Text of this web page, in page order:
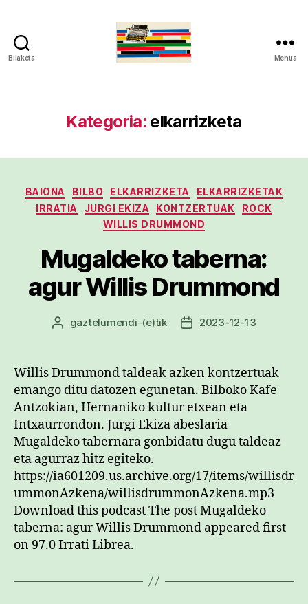
Bilaketa Menua
Kategoria: elkarrizketa
Kategoriak
BAIONA BILBO ELKARRIZKETA
ELKARRIZKETAK
IRRATIA
JURGI EKIZA KONTZERTUAK
ROCK
WILLIS DRUMMOND
Mugaldeko taberna:
agur Willis Drummond
Argitalpenaren
gaztelumendi-(e)tik
Argitalpenaren
2023-12-13
Willis Drummond taldeak azken kontzertuak
emango ditu datozen egunetan. Bilboko Kafe
Antzokian, Hernaniko kultur etxean eta
Intxaurrondon. Jurgi Ekiza abeslaria
Mugaldeko tabernara gonbidatu dugu taldeaz
eta agurraz hitz egiteko.
https://ia601209.us.archive.org/17/items/willisdr
ummonAzkena/willisdrummonAzkena.mp3
Download this podcast The post Mugaldeko
taberna: agur Willis Drummond appeared first
on 97.0 Irrati Librea.